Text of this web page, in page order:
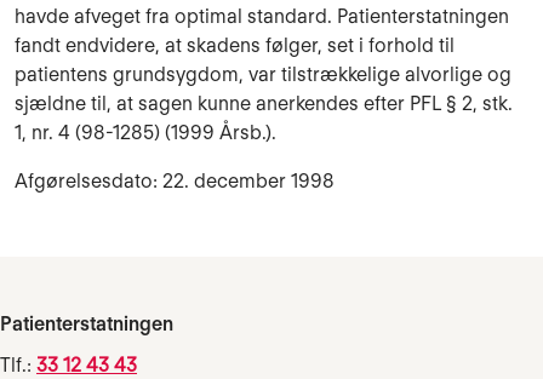
havde afveget fra op­timal stan­dard. Patienterstatningen
fandt endvidere, at skadens følger, set i forhold til
patientens grund­sygdom, var tilstrækkelige alvorlige og
sjældne til, at sagen kunne anerkendes efter PFL § 2, stk.
1, nr. 4 (98-1285) (1999 Årsb.).
Afgørelsesdato: 22. december 1998
Patienterstatningen
Tlf.: 33 12 43 43